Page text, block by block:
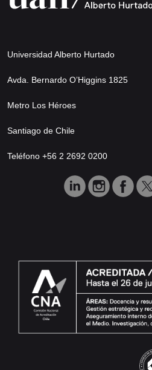
Universidad Alberto Hurtado
Avda. Bernardo O’Higgins 1825
Metro Los Héroes
Santiago de Chile
Teléfono +56 2 2692 0200